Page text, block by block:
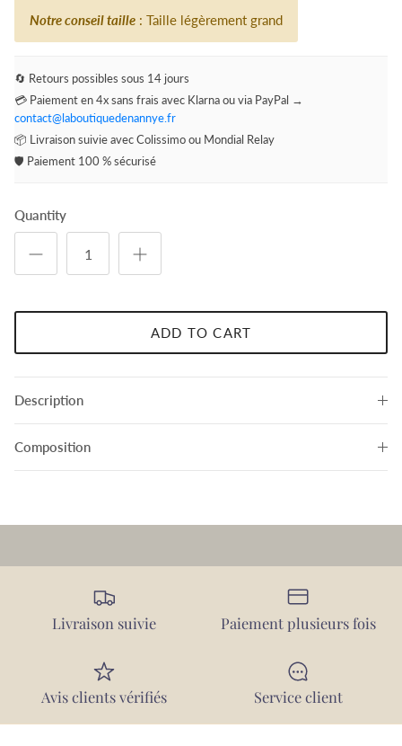
Notre conseil taille : Taille légèrement grand
🔄 Retours possibles sous 14 jours
💳 Paiement en 4x sans frais avec Klarna ou via PayPal →
contact@laboutiquedenannye.fr
📦 Livraison suivie avec Colissimo ou Mondial Relay
🛡️ Paiement 100 % sécurisé
Quantity
ADD TO CART
Description
Composition
Livraison suivie Paiement plusieurs fois
Avis clients vérifiés Service client